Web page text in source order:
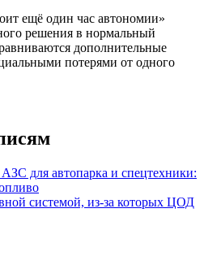
ещё один час автономии»
решения в нормальный
дополнительные
потерями от одного
для автопарка и спецтехники:
системой, из‑за которых ЦОД